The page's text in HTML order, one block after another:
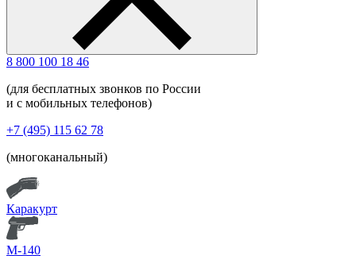
8 800 100 18 46
(для бесплатных звонков по России
и с мобильных телефонов)
+7 (495) 115 62 78
(многоканальный)
Каракурт
М-140